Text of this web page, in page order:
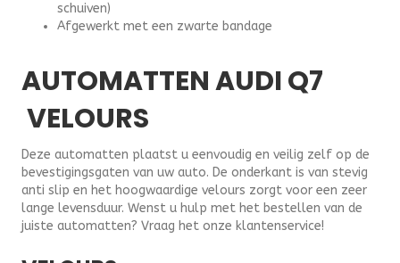
schuiven)
Afgewerkt met een zwarte bandage
AUTOMATTEN AUDI Q7
VELOURS
Deze automatten plaatst u eenvoudig en veilig zelf op de
bevestigingsgaten van uw auto. De onderkant is van stevig
anti slip en het hoogwaardige velours zorgt voor een zeer
lange levensduur. Wenst u hulp met het bestellen van de
juiste automatten? Vraag het onze klantenservice!